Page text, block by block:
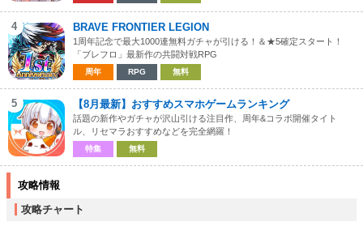
4 BRAVE FRONTIER LEGION
1周年記念で最大1000連無料ガチャが引ける！＆★5確定スタート！
「ブレフロ」最新作の共闘対戦RPG
周年 RPG 無料
5 【8月最新】おすすめスマホゲームランキング
話題の新作やガチャが沢山引ける注目作、周年&コラボ開催タイト
ル、リセマラおすすめなどを完全網羅！
特集 無料
攻略情報
攻略チャート